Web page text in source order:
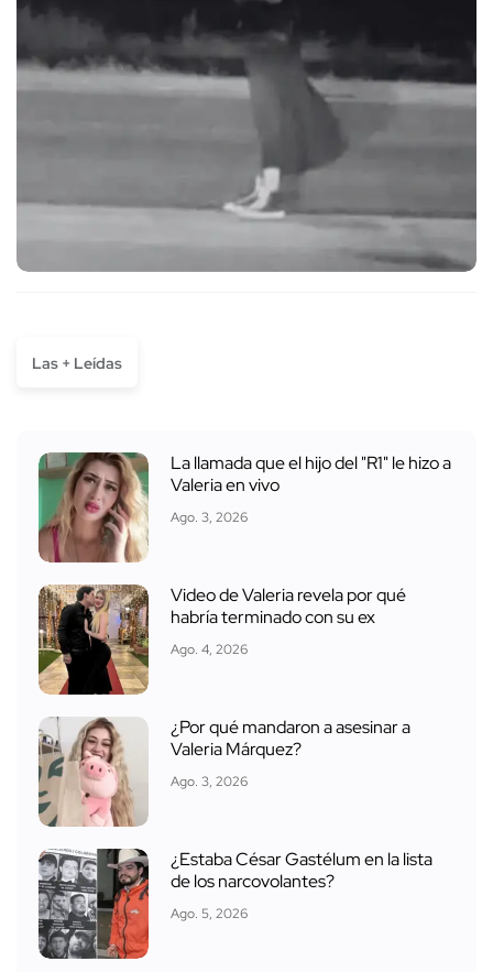
Las + Leídas
La llamada que el hijo del "R1" le hizo a
Valeria en vivo
Ago. 3, 2026
Video de Valeria revela por qué
habría terminado con su ex
Ago. 4, 2026
¿Por qué mandaron a asesinar a
Valeria Márquez?
Ago. 3, 2026
¿Estaba César Gastélum en la lista
de los narcovolantes?
Ago. 5, 2026